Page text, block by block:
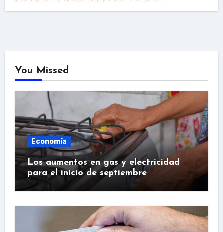
You Missed
Economía
Los aumentos en gas y electricidad
para el inicio de septiembre